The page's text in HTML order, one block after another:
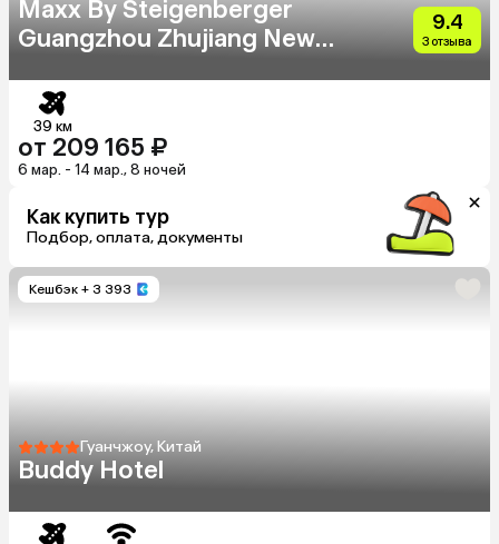
Maxx By Steigenberger
Guangzhou Zhujiang New
9.4
3 отзыва
39 км
от 209 165 ₽
6 мар. - 14 мар., 8 ночей
Как купить тур
Подбор, оплата, документы
Кешбэк + 3 393
Гуанчжоу, Китай
Buddy Hotel